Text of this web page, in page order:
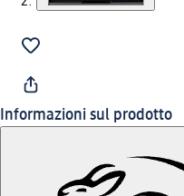
Informazioni sul prodotto